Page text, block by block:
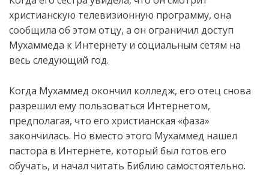
христианскую телевизионную программу, она
сообщила об этом отцу, а он ограничил доступ
Мухаммеда к Интернету и социальным сетям на
весь следующий год.
Когда Мухаммед окончил колледж, его отец снова
разрешил ему пользоваться Интернетом,
предполагая, что его христианская «фаза»
закончилась. Но вместо этого Мухаммед нашел
пастора в Интернете, который был готов его
обучать, и начал читать Библию самостоятельно.